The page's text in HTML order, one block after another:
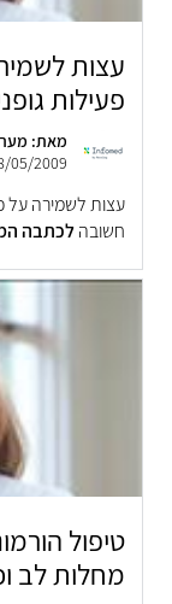
עצות
פעילות
מאת:
05/2009
עצות לשמירה על
חשובהלכתבה
טיפול
מחלות לב